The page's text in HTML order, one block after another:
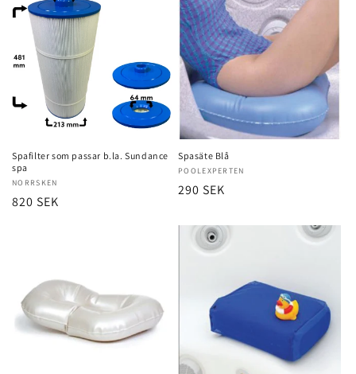
Spafilter som passar b.la. Sundance
spa
Säljare:
NORRSKEN
Ordinarie
820 SEK
Spasäte Blå
Säljare:
POOLEXPERTEN
Ordinarie
290 SEK